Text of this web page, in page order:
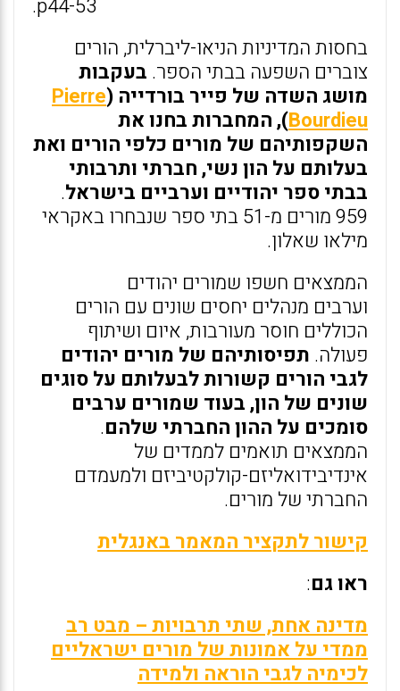
p44-53.
בחסות המדיניות הניאו-ליברלית, הורים
צוברים השפעה בבתי הספר. בעקבות
מושג השדה של פייר בורדייה (Pierre
Bourdieu), המחברות בחנו את
השקפותיהם של מורים כלפי הורים ואת
בעלותם על הון נשי, חברתי ותרבותי
בבתי ספר יהודיים וערביים בישראל.
959 מורים מ-51 בתי ספר שנבחרו באקראי
מילאו שאלון.
הממצאים חשפו שמורים יהודים
וערבים מנהלים יחסים שונים עם הורים
הכוללים חוסר מעורבות, איום ושיתוף
פעולה. תפיסותיהם של מורים יהודים
לגבי הורים קשורות לבעלותם על סוגים
שונים של הון, בעוד שמורים ערבים
סומכים על ההון החברתי שלהם.
הממצאים תואמים לממדים של
אינדיבידואליזם-קולקטיביזם ולמעמדם
החברתי של מורים.
קישור לתקציר המאמר באנגלית
ראו גם:
מדינה אחת, שתי תרבויות – מבט רב
ממדי על אמונות של מורים ישראליים
לכימיה לגבי הוראה ולמידה